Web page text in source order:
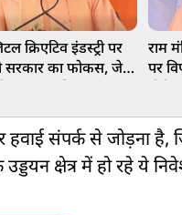
क्रिएटिव इंडस्ट्री पर
सरकार का फोकस, जेवर
राम
पर
हवाई संपर्क से जोड़ना है,
क्षेत्र में हो रहे ये